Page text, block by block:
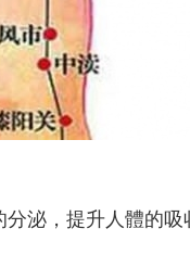
泌，提升人體的